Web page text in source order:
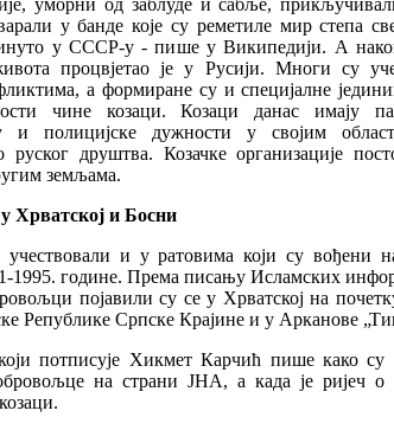
у банде које су реметиле мир степа
у СССР-у - пише у Википедији. А
процвјетао је у Русији. Многи су
а формиране су и специјалне
чине козаци. Козаци данас имају
и полицијске дужности у својим
руског друштва. Козачке организације
земљама.
Хрватској и Босни
учествовали и у ратовима који су вођени
1995. године. Према писању Исламских
појавили су се у Хрватској на
Републике Српске Крајине и у Арканове
потписује Хикмет Карчић пише како су
на страни ЈНА, а када је ријеч о